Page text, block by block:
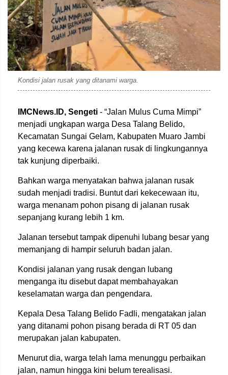
Kondisi jalan rusak yang ditanami warga.
IMCNews.ID, Sengeti - “Jalan Mulus Cuma Mimpi”
menjadi ungkapan warga Desa Talang Belido,
Kecamatan Sungai Gelam, Kabupaten Muaro Jambi
yang kecewa karena jalanan rusak di lingkungannya
tak kunjung diperbaiki.
Bahkan warga menyatakan bahwa jalanan rusak
sudah menjadi tradisi. Buntut dari kekecewaan itu,
warga menanam pohon pisang di jalanan rusak
sepanjang kurang lebih 1 km.
Jalanan tersebut tampak dipenuhi lubang besar yang
memanjang di hampir seluruh badan jalan.
Kondisi jalanan yang rusak dengan lubang
menganga itu disebut dapat membahayakan
keselamatan warga dan pengendara.
Kepala Desa Talang Belido Fadli, mengatakan jalan
yang ditanami pohon pisang berada di RT 05 dan
merupakan jalan kabupaten.
Menurut dia, warga telah lama menunggu perbaikan
jalan, namun hingga kini belum terealisasi.